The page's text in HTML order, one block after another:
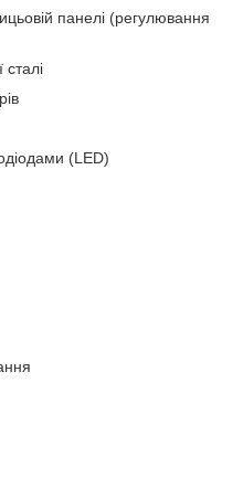
панелі (регулювання
(LED)